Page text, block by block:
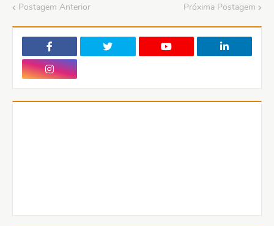
Postagem Anterior Próxima Postagem